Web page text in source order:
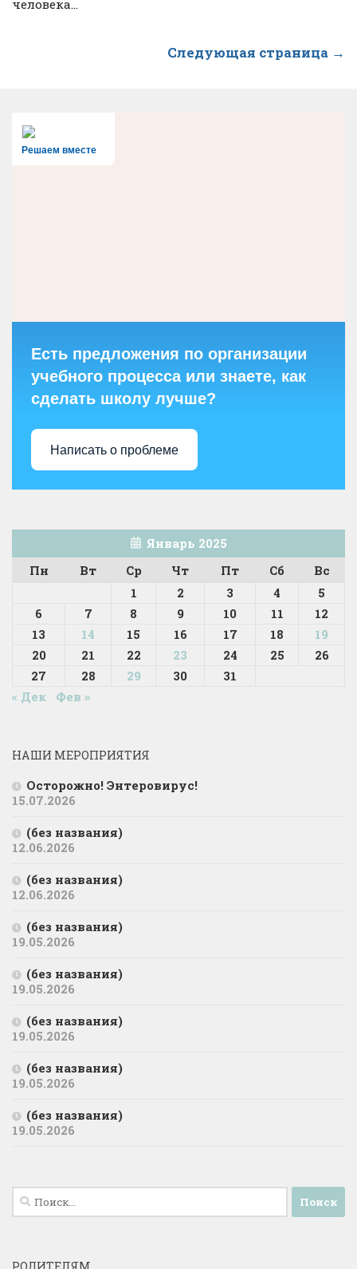
человека...
Следующая страница →
Решаем вместе
Есть предложения по организации
учебного процесса или знаете, как
сделать школу лучше?
Написать о проблеме
Январь 2025
Пн
Вт Ср Чт Пт Сб
Вс
1
2 3 4
5
6
7 8 9 10 11
12
13
14 15 16 17 18
19
20
21 22 23 24 25
26
27
28 29 30
31
« Дек
Фев »
НАШИ МЕРОПРИЯТИЯ
Осторожно! Энтеровирус!
15.07.2026
(без названия)
12.06.2026
(без названия)
12.06.2026
(без названия)
19.05.2026
(без названия)
19.05.2026
(без названия)
19.05.2026
(без названия)
19.05.2026
(без названия)
19.05.2026
Найти: